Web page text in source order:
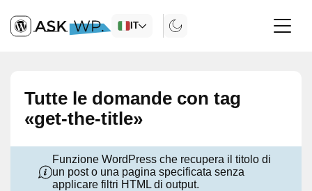
IT
Tutte le domande con tag
«get-the-title»
Funzione WordPress che recupera il titolo di
un post o una pagina specificata senza
applicare filtri HTML di output.